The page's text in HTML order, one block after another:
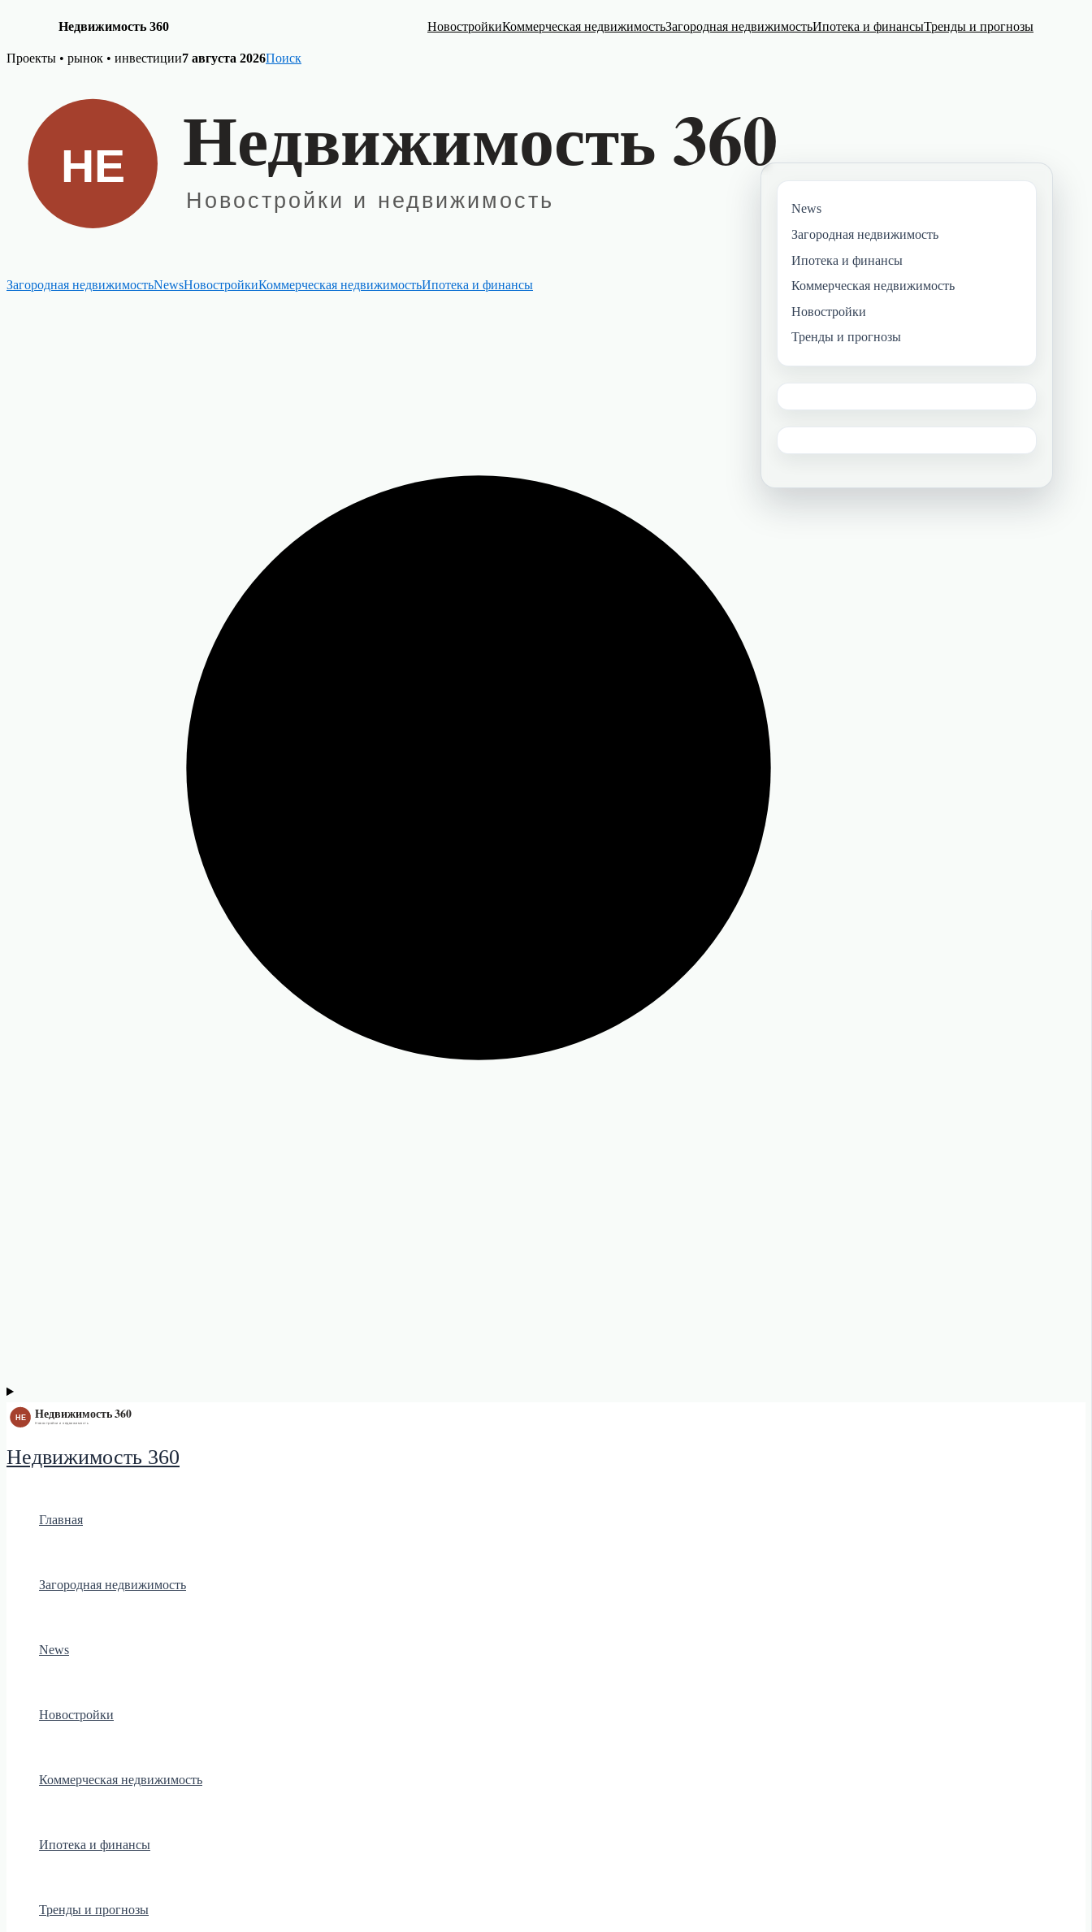
Недвижимость 360 НовостройкиКоммерческая недвижимостьЗагородная недвижимостьИпотека и финансыТренды и прогнозы
Skip
Проекты • рынок • инвестиции7 августа 2026Поиск
Загородная недвижимостьNewsНовостройкиКоммерческая недвижимостьИпотека и финансы
Недвижимость 360
Главная
Загородная недвижимость
News
Новостройки
Коммерческая недвижимость
Ипотека и финансы
Тренды и прогнозы
News
Загородная недвижимость
Ипотека и финансы
Коммерческая недвижимость
Новостройки
Тренды и прогнозы